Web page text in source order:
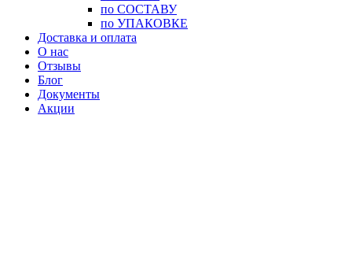
по СОСТАВУ
по УПАКОВКЕ
Доставка и оплата
О нас
Отзывы
Блог
Документы
Акции